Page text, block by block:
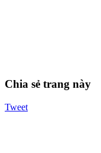
Chia sẻ trang này
Tweet